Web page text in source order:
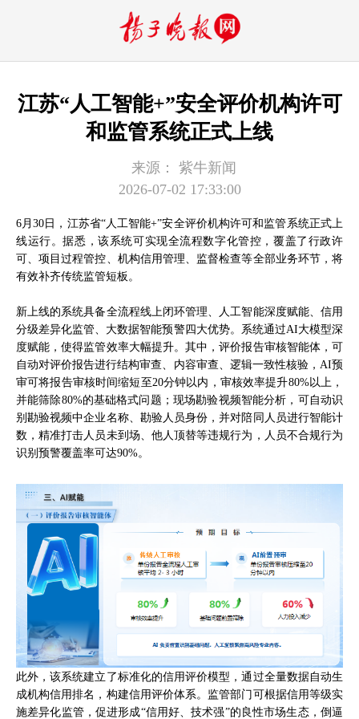
江苏“人工智能+”安全评价机构许可
和监管系统正式上线
来源：
紫牛新闻
2026-07-02 17:33:00
6月30日，江苏省“人工智能+”安全评价机构许可和监管系统正式上
线运行。据悉，该系统可实现全流程数字化管控，覆盖了行政许
可、项目过程管控、机构信用管理、监督检查等全部业务环节，将
有效补齐传统监管短板。
新上线的系统具备全流程线上闭环管理、人工智能深度赋能、信用
分级差异化监管、大数据智能预警四大优势。系统通过AI大模型深
度赋能，使得监管效率大幅提升。其中，评价报告审核智能体，可
自动对评价报告进行结构审查、内容审查、逻辑一致性核验，AI预
审可将报告审核时间缩短至20分钟以内，审核效率提升80%以上，
并能筛除80%的基础格式问题；现场勘验视频智能分析，可自动识
别勘验视频中企业名称、勘验人员身份，并对陪同人员进行智能计
数，精准打击人员未到场、他人顶替等违规行为，人员不合规行为
识别预警覆盖率可达90%。
此外，该系统建立了标准化的信用评价模型，通过全量数据自动生
成机构信用排名，构建信用评价体系。监管部门可根据信用等级实
施差异化监管，促进形成“信用好、技术强”的良性市场生态，倒逼